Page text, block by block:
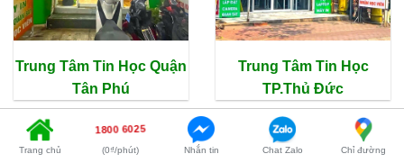
Trung Tâm Tin Học Quận
Tân Phú
Trung Tâm Tin Học
TP.Thủ Đức
Trang chủ
1800 6025
(0₫/phút) Nhắn tin Chat Zalo Chỉ đường